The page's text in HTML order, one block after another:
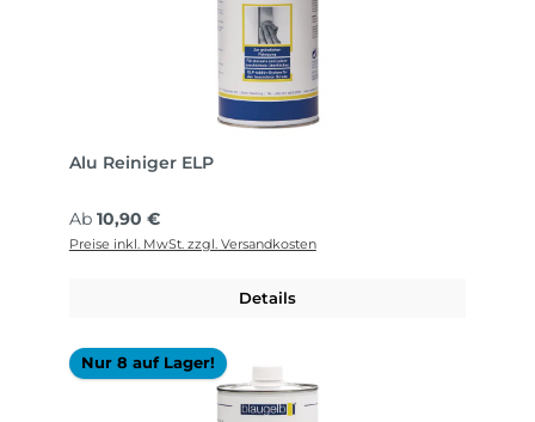
Alu Reiniger ELP
Regulärer Preis:
Ab 10,90 €
Preise inkl. MwSt. zzgl. Versandkosten
Details
Nur 8 auf Lager!